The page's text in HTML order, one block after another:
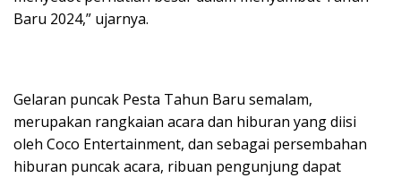
Baru 2024,” ujarnya.
Gelaran puncak Pesta Tahun Baru semalam,
merupakan rangkaian acara dan hiburan yang diisi
oleh Coco Entertainment, dan sebagai persembahan
hiburan puncak acara, ribuan pengunjung dapat